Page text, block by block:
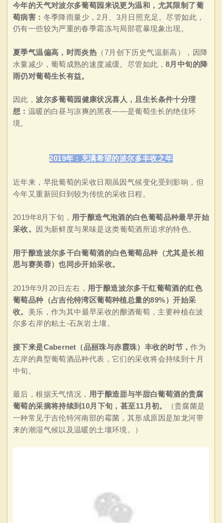
今年的天气对波尔多葡萄园来说更为温和，尤其限制了葡
萄病害： 冬季降雨量少，2月、3月日照充足。尽管如此，
仍有一些较为严重的春季霜冻与局部雹暴现象出现。
夏季气温偏高，时而炎热 （7月创下历史气温新高），因降
水量减少，葡萄成熟的速度减缓。尽管如此， 8月中旬的降
雨仍对葡萄生长有益。
因此，波尔多葡萄园健康状况喜人，且生长条件十分理
想： 温暖的白昼与凉爽的黑夜——是葡萄生长的绝佳环
境。
2019年： 充满希望的波尔多丰收之年
近年来，早批葡萄的采收日期虽因气候变化受到影响，但
今年又重新回归到较为传统的采收日程。
2019年8月下旬， 用于酿造气泡酒的白色葡萄品种最早开始
采收。 因为新鲜度与果味是这类葡萄酒所追求的特色。
用于酿造波尔多干白葡萄酒的白色葡萄品种（尤其是长相
思与赛美蓉）也同步开始采收。
2019年9月20日左右， 用于酿造波尔多干红葡萄酒的红色
葡萄品种（占吉伦特湾区葡萄种植总量的89%）开始采
收。 美乐，作为其中最早采收的酿酒葡萄，主要种植在波
尔多右岸的粘土-石灰岩土壤。
接下来是Cabernet（品丽珠与赤霞珠）丰收的时节，作为
左岸的典型葡萄酒品种代表，它们的采收将会持续到十月
中旬。
最后，根据天气情况， 用于酿造甜与半甜白葡萄酒的贵腐
葡萄的采摘将持续到10月下旬，甚至11月初。
（贵腐菌是
一种常见于吉伦特河南部的霉菌，其形成原因是加龙河带
来的潮湿气候以及温暖的土壤环境。）